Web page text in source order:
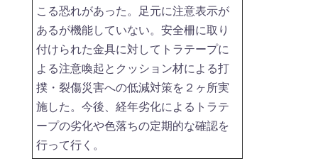
こる恐れがあった。足元に注意表示が
あるが機能していない。安全柵に取り
付けられた金具に対してトラテープに
よる注意喚起とクッション材による打
撲・裂傷災害への低減対策を２ヶ所実
施した。今後、経年劣化によるトラテ
ープの劣化や色落ちの定期的な確認を
行って行く。